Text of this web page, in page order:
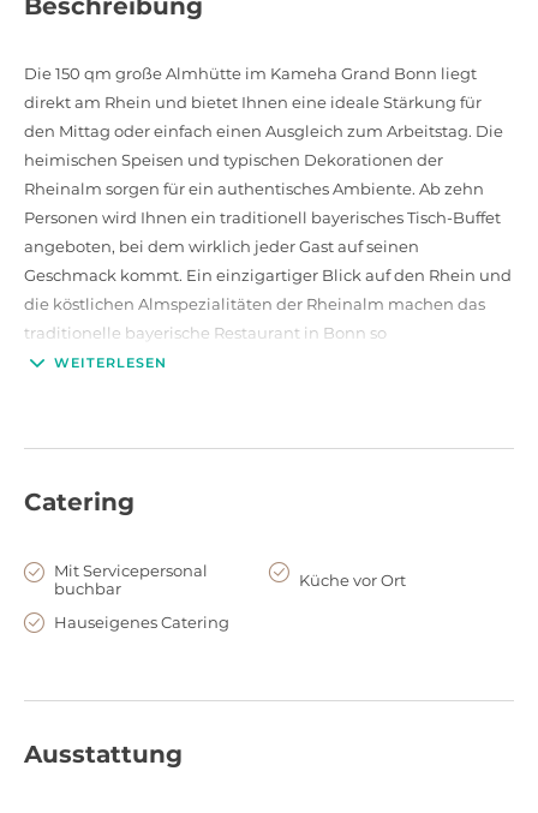
Beschreibung
Die 150 qm große Almhütte im Kameha Grand Bonn liegt
direkt am Rhein und bietet Ihnen eine ideale Stärkung für
den Mittag oder einfach einen Ausgleich zum Arbeitstag. Die
heimischen Speisen und typischen Dekorationen der
Rheinalm sorgen für ein authentisches Ambiente. Ab zehn
Personen wird Ihnen ein traditionell bayerisches Tisch-Buffet
angeboten, bei dem wirklich jeder Gast auf seinen
Geschmack kommt. Ein einzigartiger Blick auf den Rhein und
die köstlichen Almspezialitäten der Rheinalm machen das
traditionelle bayerische Restaurant in Bonn so
außergewöhnlich. Verpassen Sie nichts und besuchen Sie die
Besuchen Sie dasKameha Grand Bonnauch für weitere
einzigartigen Service überraschen.
WEITERLESEN
Catering
Mit Servicepersonal
buchbar
Küche vor Ort
Hauseigenes Catering
Ausstattung